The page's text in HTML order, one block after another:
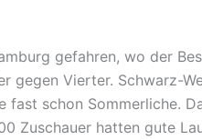
gefahren, wo der
gegen Vierter. Schwarz-
fast schon Sommerliche.
Zuschauer hatten gute